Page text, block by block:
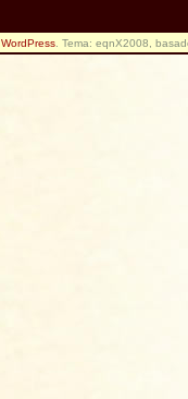
WordPress . Tema: eqnX2008,